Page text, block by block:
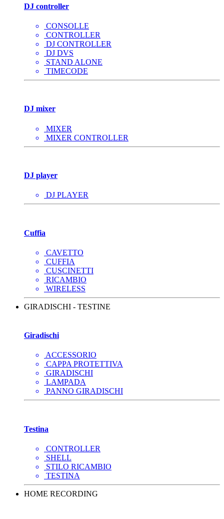
DJ controller
CONSOLLE
CONTROLLER
DJ CONTROLLER
DJ DVS
STAND ALONE
TIMECODE
DJ mixer
MIXER
MIXER CONTROLLER
DJ player
DJ PLAYER
Cuffia
CAVETTO
CUFFIA
CUSCINETTI
RICAMBIO
WIRELESS
GIRADISCHI - TESTINE
Giradischi
ACCESSORIO
CAPPA PROTETTIVA
GIRADISCHI
LAMPADA
PANNO GIRADISCHI
Testina
CONTROLLER
SHELL
STILO RICAMBIO
TESTINA
HOME RECORDING